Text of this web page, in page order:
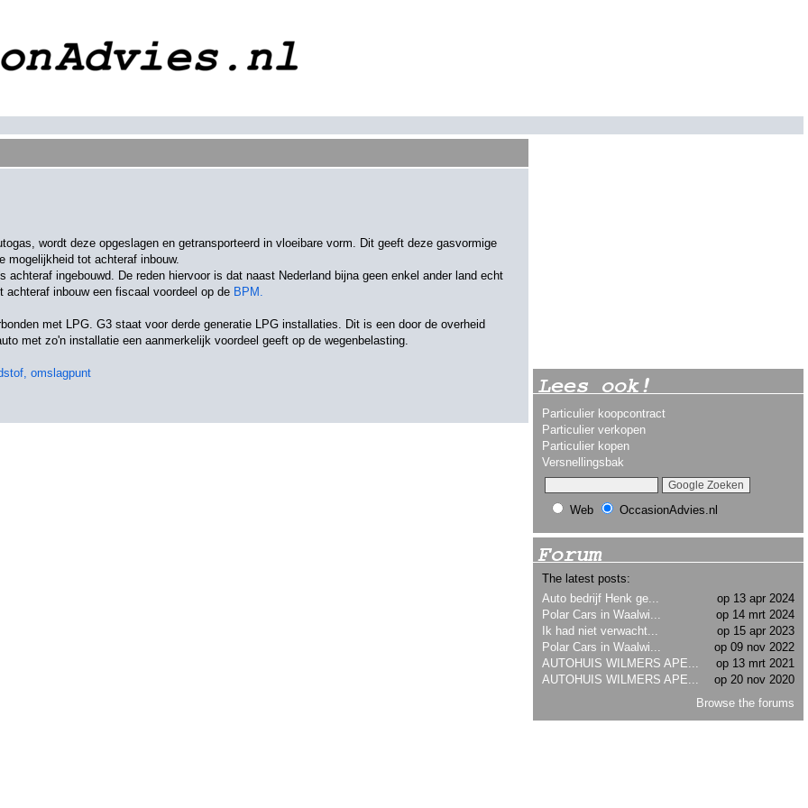
Lees ook!
Particulier koopcontract
Particulier verkopen
Particulier kopen
Versnellingsbak
Web OccasionAdvies.nl
Forum
The latest posts:
op 13 apr 2024
Auto bedrijf Henk ge...
op 14 mrt 2024
Polar Cars in Waalwi...
op 15 apr 2023
Ik had niet verwacht...
op 09 nov 2022
Polar Cars in Waalwi...
op 13 mrt 2021
AUTOHUIS WILMERS APE...
op 20 nov 2020
AUTOHUIS WILMERS APE...
Browse the forums
wordt deze opgeslagen en getransporteerd in vloeibare vorm. Dit geeft deze gasvormige
mogelijkheid tot achteraf inbouw.
achteraf ingebouwd. De reden hiervoor is dat naast Nederland bijna geen enkel ander land echt
inbouw een fiscaal voordeel op de BPM.
met LPG. G3 staat voor derde generatie LPG installaties. Dit is een door de overheid
met zo'n installatie een aanmerkelijk voordeel geeft op de wegenbelasting.
omslagpunt